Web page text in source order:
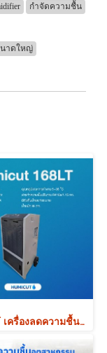
กำจัดความชื้น
าดใหญ่
HUMICUT เครื่องลดความชื้นอุตสาหกรรม รุ่น Humicut 168LT มีถังเก็บน้ำ